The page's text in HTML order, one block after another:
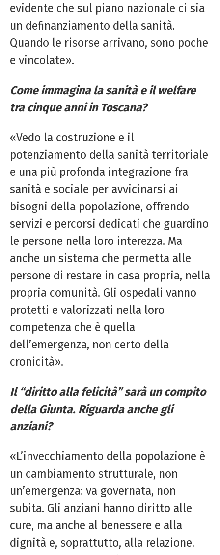
evidente che sul piano nazionale ci sia
un definanziamento della sanità.
Quando le risorse arrivano, sono poche
e vincolate».
Come immagina la sanità e il welfare
tra cinque anni in Toscana?
«Vedo la costruzione e il
potenziamento della sanità territoriale
e una più profonda integrazione fra
sanità e sociale per avvicinarsi ai
bisogni della popolazione, offrendo
servizi e percorsi dedicati che guardino
le persone nella loro interezza. Ma
anche un sistema che permetta alle
persone di restare in casa propria, nella
propria comunità. Gli ospedali vanno
protetti e valorizzati nella loro
competenza che è quella
dell’emergenza, non certo della
cronicità».
Il “diritto alla felicità” sarà un compito
della Giunta. Riguarda anche gli
anziani?
«L’invecchiamento della popolazione è
un cambiamento strutturale, non
un’emergenza: va governata, non
subita. Gli anziani hanno diritto alle
cure, ma anche al benessere e alla
dignità e, soprattutto, alla relazione.